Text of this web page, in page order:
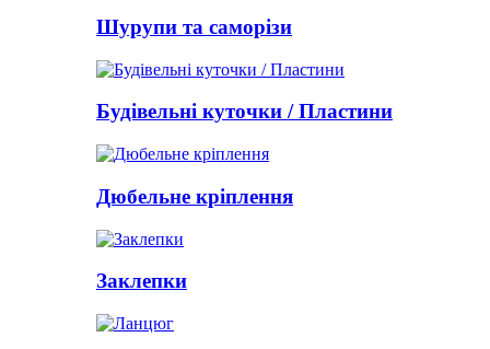
Шурупи та саморізи
Будівельні куточки / Пластини
Дюбельне кріплення
Заклепки